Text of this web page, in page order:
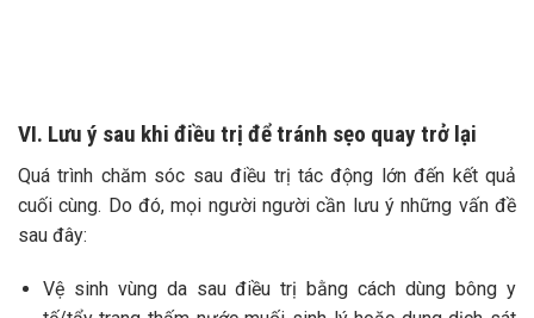
VI. Lưu ý sau khi điều trị để tránh sẹo quay trở lại
Quá trình chăm sóc sau điều trị tác động lớn đến kết quả
cuối cùng. Do đó, mọi người người cần lưu ý những vấn đề
sau đây:
Vệ sinh vùng da sau điều trị bằng cách dùng bông y